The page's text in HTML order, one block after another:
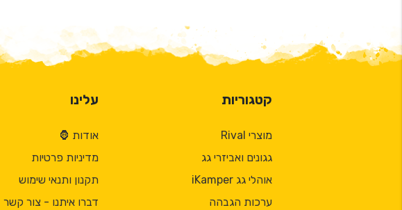
קטגוריות
מוצרי Rival
גגונים ואביזרי גג
אוהלי גג iKamper
ערכות הגבהה
עלינו
אודות 🦍
מדיניות פרטיות
תקנון ותנאי שימוש
דברו איתנו - צור קשר